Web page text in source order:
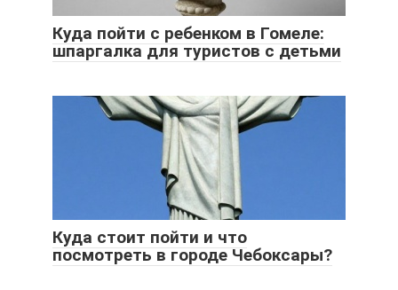
Куда пойти с ребенком в Гомеле:
шпаргалка для туристов с детьми
Куда стоит пойти и что
посмотреть в городе Чебоксары?